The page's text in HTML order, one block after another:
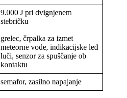
9.000 J pri dvignjenem
stebričku
grelec, črpalka za izmet
meteorne vode, indikacijske led
luči, senzor za spuščanje ob
kontaktu
semafor, zasilno napajanje